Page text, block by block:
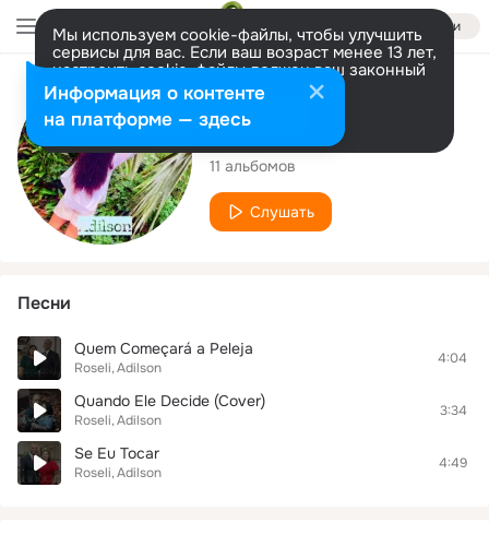
Войти
Мы используем cookie-файлы, чтобы улучшить
сервисы для вас. Если ваш возраст менее 13 лет,
настроить cookie-файлы должен ваш законный
представитель. Больше информации
Разрешить все Настроить
Исполнитель
Adilson
11 альбомов
Слушать
Песни
Quem Começará a Peleja
Roseli Adilson
4:04
Quando Ele Decide (Cover)
Roseli Adilson
3:34
Se Eu Tocar
Roseli Adilson
4:49
Информация о контенте
на платформе — здесь